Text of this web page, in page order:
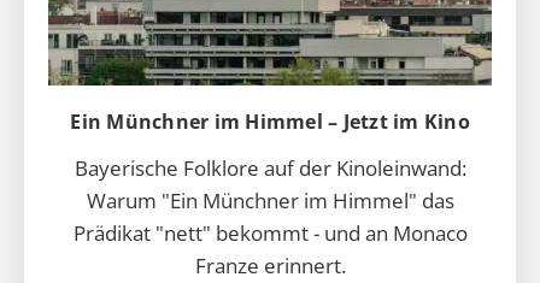
Ein Münchner im Himmel – Jetzt im Kino
Bayerische Folklore auf der Kinoleinwand:
Warum "Ein Münchner im Himmel" das
Prädikat "nett" bekommt - und an Monaco
Franze erinnert.